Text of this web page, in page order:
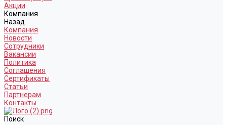
Акции
Компания
Назад
Компания
Новости
Сотрудники
Вакансии
Политика
Соглашения
Сертификаты
Статьи
Партнерам
Контакты
Поиск